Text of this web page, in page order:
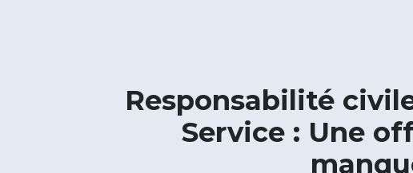
Responsabilité
Service : Une